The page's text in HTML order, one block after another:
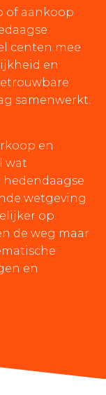
of aankoop
centen mee
en
samenwerkt.
en
wat
wetgeving
op.
de weg maar
en